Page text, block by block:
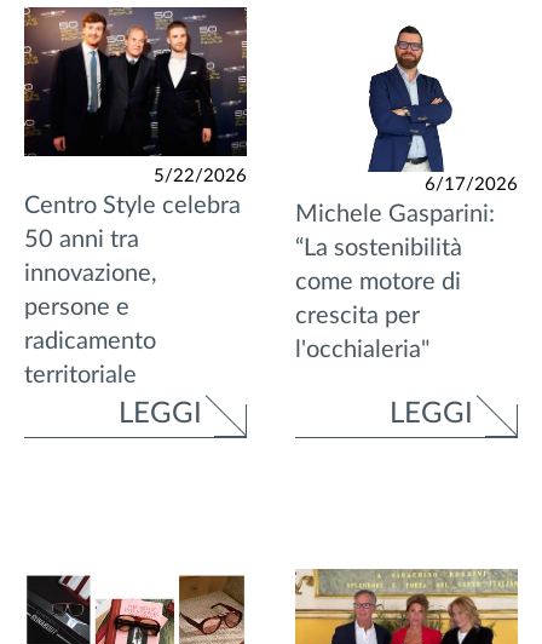
5/22/2026
Centro Style celebra
50 anni tra
innovazione,
persone e
radicamento
territoriale
LEGGI
6/17/2026
Michele Gasparini:
“La sostenibilità
come motore di
crescita per
l'occhialeria"
LEGGI